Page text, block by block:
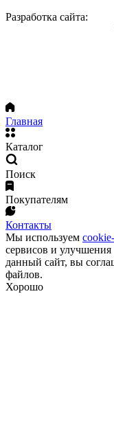
Разработка сайта:
Главная
Каталог
Поиск
Покупателям
Контакты
Мы используем
сервисов и
данный сайт, вы
файлов.
Хорошо